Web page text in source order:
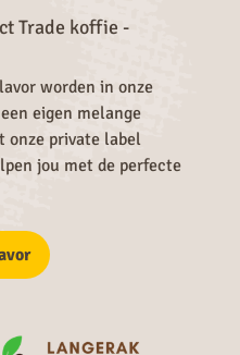
Trade koffie -
worden in onze
eigen melange
onze private label
jou met de perfecte